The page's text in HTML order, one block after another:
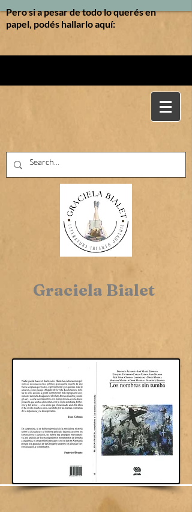
Pero si a pesar de todo lo querés en
papel, podés hallarlo aquí:
Graciela Bialet